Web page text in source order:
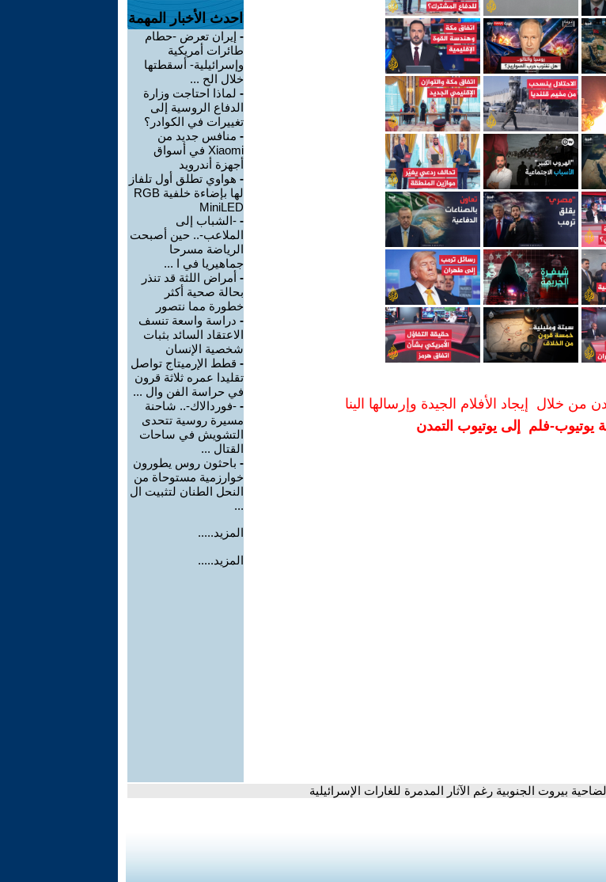
من خلال إيجاد الأفلام الجيدة وإرسالها الينا
يوتيوب-فلم إلى يوتيوب التمدن
احدث الأخبار المهمة
- إيران تعرض -حطام
طائرات أمريكية
وإسرائيلية- أسقطتها
خلال الح ...
- لماذا احتاجت وزارة
الدفاع الروسية إلى
تغييرات في الكوادر؟
- منافس جديد من
Xiaomi في أسواق
أجهزة أندرويد
- هواوي تطلق أول تلفاز
لها بإضاءة خلفية RGB
MiniLED
- -الشباب إلى
الملاعب-.. حين أصبحت
الرياضة مسرحا
جماهيريا في ا ...
- أمراض اللثة قد تنذر
بحالة صحية أكثر
خطورة مما نتصور
- دراسة واسعة تنسف
الاعتقاد السائد بثبات
شخصية الإنسان
- قطط الإرميتاج تواصل
تقليدا عمره ثلاثة قرون
في حراسة الفن وال ...
- -فوردالاك-.. شاحنة
مسيرة روسية تتحدى
التشويش في ساحات
القتال ...
- باحثون روس يطورون
خوارزمية مستوحاة من
النحل الطنان لتثبيت ال
...
المزيد.....
المزيد.....
بيروت الجنوبية رغم الآثار المدمرة للغارات الإسرائيلية